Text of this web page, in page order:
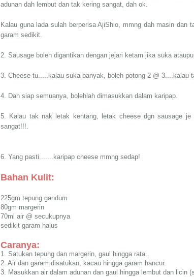
adunan dah lembut dan tak kering sangat, dah ok.
Kalau guna lada sulah berperisa AjiShio, mmng dah masin
garam sedikit.
2. Sausage boleh digantikan dengan jejari ketam jika suka
3. Cheese tu.....kalau suka banyak, boleh potong 2 @ 3....kalau
4. Dah siap semuanya, bolehlah dimasukkan dalam karipap.
5. Kalau tak nak letak kentang, letak cheese dgn sausage
sangat!!!.
6. Yang pasti.......karipap cheese mmng sedap!
Bahan Kulit:
225gm tepung gandum
80gm margerin
70ml air @ secukupnya
sedikit garam halus
Caranya:
1. Satukan tepung dan margerin, gaul hingga rata .
2. Air dan garam disatukan, kacau hingga garam hancur.
3. Masukkan air dalam adunan dan gaul hingga lembut dan licin